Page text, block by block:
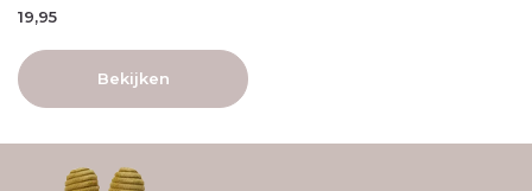
19,95
Bekijken